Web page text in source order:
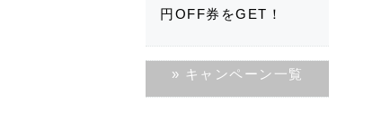
円OFF券をGET！
» キャンペーン一覧